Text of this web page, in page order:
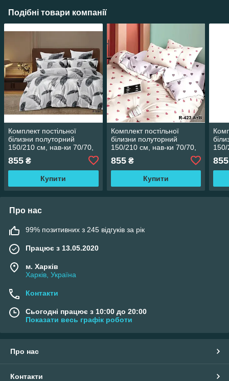
Подібні товари компанії
Комплект постільної
білизни полуторний
150/210 см, нав-ки 70/70,
складається з бавовни
855 ₴
Купити
Комплект постільної
білизни полуторний
150/210 см, нав-ки 70/70,
складається з бавовни
855₴
Купити
855
Про нас
99% позитивних з 245 відгуків за рік
Працює з 13.05.2020
м. Харків
Харків, Україна
Контакти
Сьогодні працює з 10:00 до 20:00
Показати весь графік роботи
Про нас
Контакти